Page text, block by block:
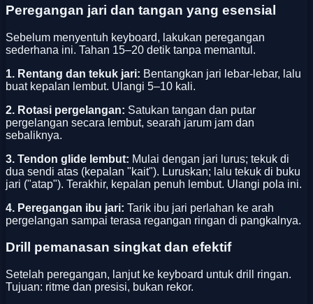
Peregangan jari dan tangan yang esensial
Sebelum menyentuh keyboard, lakukan peregangan
sederhana ini. Tahan 15–20 detik tanpa memantul.
1. Rentang dan tekuk jari: Bentangkan jari lebar‑lebar, lalu
buat kepalan lembut. Ulangi 5–10 kali.
2. Rotasi pergelangan: Satukan tangan dan putar
pergelangan secara lembut, searah jarum jam dan
sebaliknya.
3. Tendon glide lembut: Mulai dengan jari lurus; tekuk di
dua sendi atas (kepalan "kait"). Luruskan; lalu tekuk di buku
jari ("atap"). Terakhir, kepalan penuh lembut. Ulangi pola ini.
4. Peregangan ibu jari: Tarik ibu jari perlahan ke arah
pergelangan sampai terasa regangan ringan di pangkalnya.
Drill pemanasan singkat dan efektif
Setelah peregangan, lanjut ke keyboard untuk drill ringan.
Tujuan: ritme dan presisi, bukan rekor.